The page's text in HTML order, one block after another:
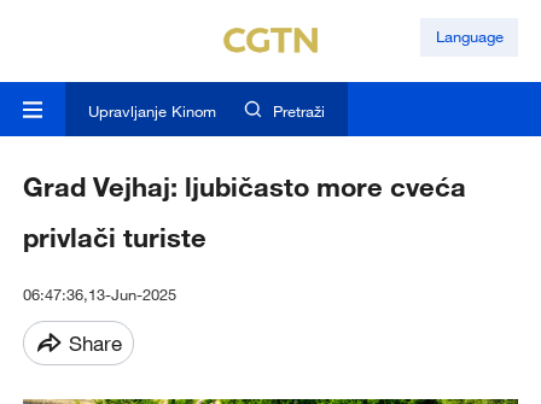
Language
Upravljanje Kinom Pretraži
Grad Vejhaj: ljubičasto more cveća
privlači turiste
06:47:36,13-Jun-2025
Share